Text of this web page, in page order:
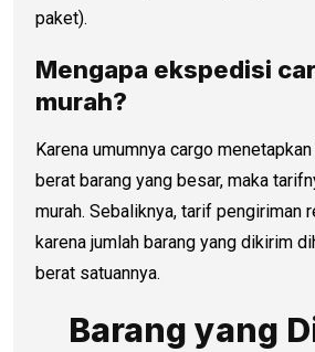
paket).
Mengapa ekspedisi
murah?
Karena umumnya cargo
berat barang yang besar, maka
murah. Sebaliknya, tarif pengiriman
karena jumlah barang yang dikirim
berat satuannya.
Barang yang